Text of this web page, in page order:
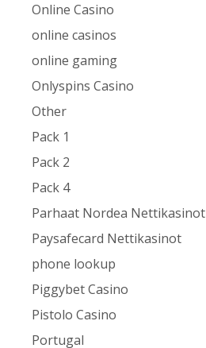
Online Casino
online casinos
online gaming
Onlyspins Casino
Other
Pack 1
Pack 2
Pack 4
Parhaat Nordea Nettikasinot
Paysafecard Nettikasinot
phone lookup
Piggybet Casino
Pistolo Casino
Portugal